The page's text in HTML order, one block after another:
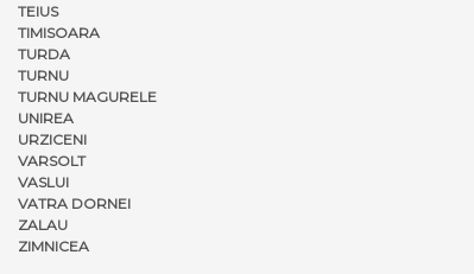
TEIUS
TIMISOARA
TURDA
TURNU
TURNU MAGURELE
UNIREA
URZICENI
VARSOLT
VASLUI
VATRA DORNEI
ZALAU
ZIMNICEA